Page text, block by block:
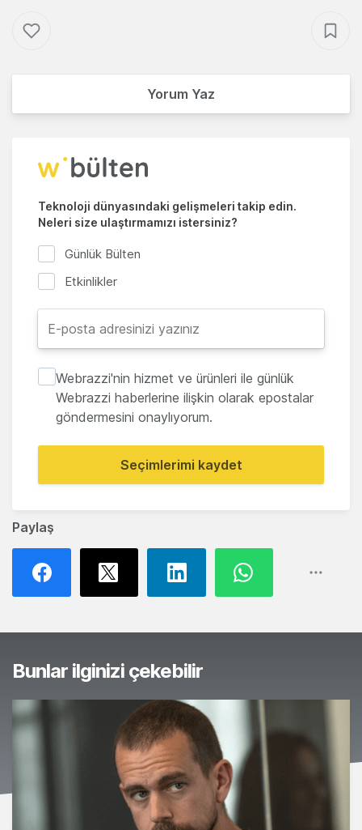
Paylaş
Yorum Yaz
Teknoloji dünyasındaki gelişmeleri takip edin.
Neleri size ulaştırmamızı istersiniz?
Günlük Bülten
Etkinlikler
Webrazzi'nin hizmet ve ürünleri ile günlük
Webrazzi haberlerine ilişkin olarak epostalar
göndermesini onaylıyorum.
Seçimlerimi kaydet
Bunlar ilginizi çekebilir